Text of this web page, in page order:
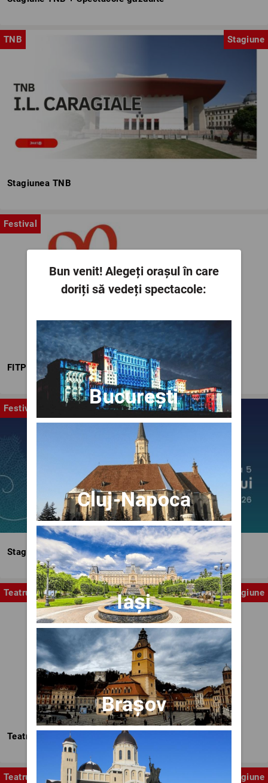
TNB Stagiune
Stagiunea TNB
Festival
FITPTI
Festival
Stagiunea Estivală a Artelor Spectacolului
Teatru Stagiune
Teatrul Nottara
Teatru Stagiune
Bun venit!Alegeți orașul în care
doriți să vedeți spectacole:
București
Cluj-Napoca
Iași
Brașov